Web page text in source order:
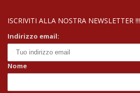
ISCRIVITI ALLA NOSTRA NEWSLETTER !!!
Indirizzo email:
Nome